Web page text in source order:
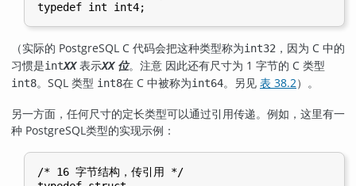
（实际的 PostgreSQL C 代码会把这种类型称为int32 ，因为 C 中的
习惯是intXX表示XX 位。注意 因此还有尺寸为 1 字节的 C 类型
int8。SQL 类型 int8在 C 中被称为int64。另见 表 38.2）。
另一方面，任何尺寸的定长类型可以通过引用传递。例如，这里有一
种 PostgreSQL类型的实现示例：
/* 16 字节结构，传引用 */